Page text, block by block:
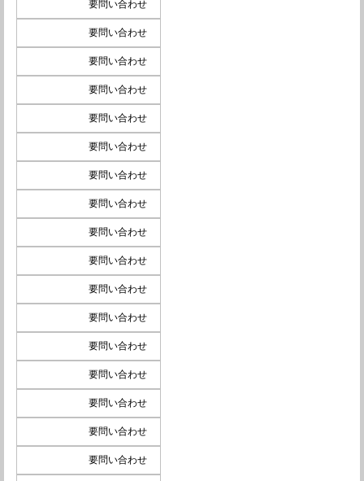
要問い合わせ
要問い合わせ
要問い合わせ
要問い合わせ
要問い合わせ
要問い合わせ
要問い合わせ
要問い合わせ
要問い合わせ
要問い合わせ
要問い合わせ
要問い合わせ
要問い合わせ
要問い合わせ
要問い合わせ
要問い合わせ
要問い合わせ